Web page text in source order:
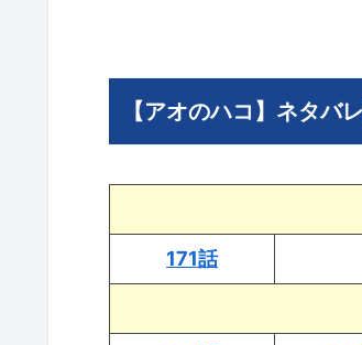
【アオのハコ】ネタバ
171話